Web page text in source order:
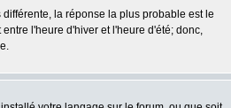
la réponse la plus probable est le
l'heure d'hiver et l'heure d'été; donc,